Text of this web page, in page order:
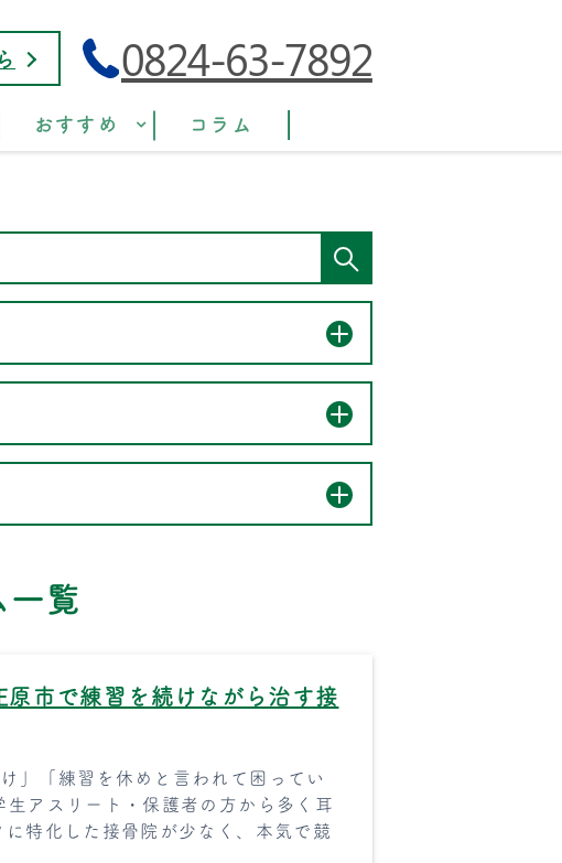
0824-63-7892
おすすめ コラム
一覧
原市で練習を続けながら治す接
」「練習を休めと言われて困ってい
アスリート・保護者の方から多く耳
特化した接骨院が少なく、本気で競